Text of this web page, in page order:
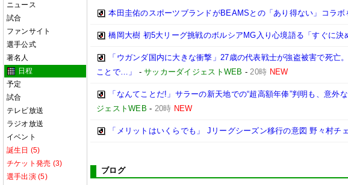
ニュース
試合
ファンサイト
選手公式
著名人
日程
予定
試合
テレビ放送
ラジオ放送
イベント
誕生日 (5)
チケット発売 (3)
選手出演 (5)
本田圭佑のスポーツブランドがBEAMSとの「あり得ない」コラボ
橋岡大樹 初5大リーグ挑戦のボルシアMG入り心境語る「すぐに決
「ウガンダ国内に大きな衝撃」27歳の代表戦士が強盗被害で死
ことで…」
-サッカーダイジェストWEB -20時 NEW
「なんてことだ!」サラーの新天地での“超高額年俸”判明も、意
ジェストWEB - 20時 NEW
「メリットはいくらでも」 Jリーグシーズン移行の意図 野々村チ
ブログ